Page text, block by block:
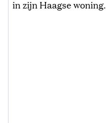
in zijn Haagse woning.